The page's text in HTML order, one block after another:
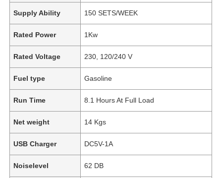
Supply Ability 150 SETS/WEEK
Rated Power 1Kw
Rated Voltage 230, 120/240 V
Fuel type Gasoline
Run Time 8.1 Hours At Full Load
Net weight 14 Kgs
USB Charger DC5V-1A
Noiselevel 62 DB